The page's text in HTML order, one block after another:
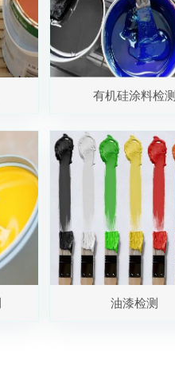
有机硅涂料检测
油漆检测